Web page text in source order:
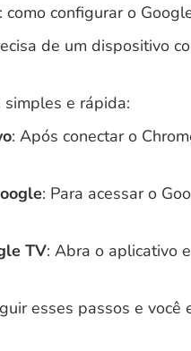
configurar o
de um dispositivo
e rápida:
: Após conectar o
: Para acessar o
TV: Abra o aplicativo
esses passos e